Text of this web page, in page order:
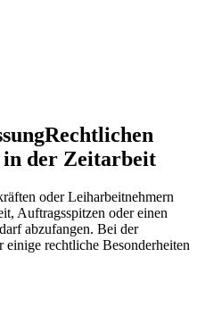
Rechtlichen
in der Zeitarbeit
oder Leiharbeitnehmern
Auftragsspitzen oder einen
abzufangen. Bei der
einige rechtliche Besonderheiten